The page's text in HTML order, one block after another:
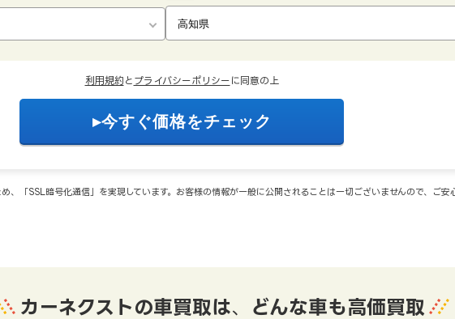
利用規約 と プライバシーポリシー に同意の上
、「SSL暗号化通信」を実現しています。お客様の情報が一般に公開されることは一切ございませんので、ご安
カーネクストの車買取は、 どんな車も高価買取